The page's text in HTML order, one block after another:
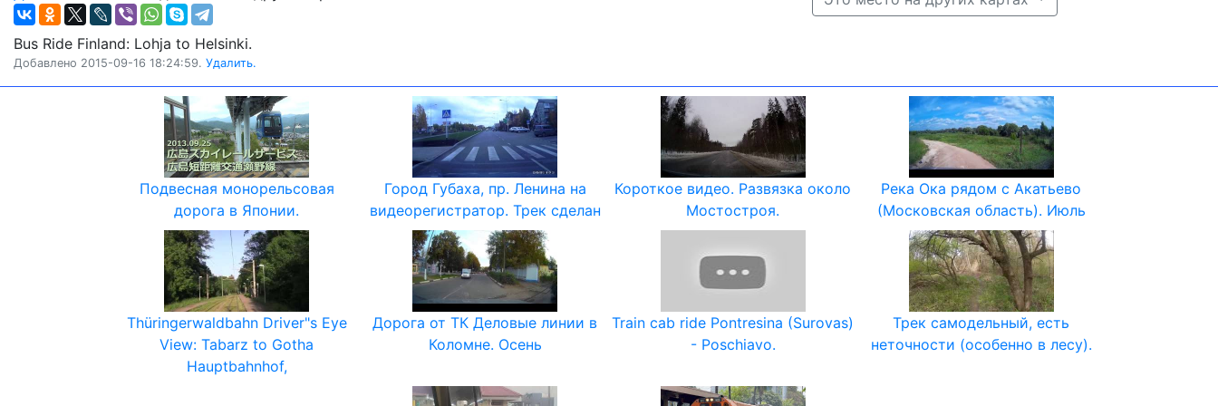
Bus Ride Finland: Lohja to Helsinki.
Добавлено 2015-09-16 18:24:59. Удалить.
Подвесная монорельсовая
дорога в Японии.
Город Губаха, пр. Ленина на
видеорегистратор. Трек сделан
Короткое видео. Развязка около
Мостостроя.
Река Ока рядом с Акатьево
(Московская область). Июль
Thüringerwaldbahn Driver"s Eye
View: Tabarz to Gotha
Hauptbahnhof,
Дорога от ТК Деловые линии в
Коломне. Осень
Train cab ride Pontresina (Surovas)
- Poschiavo.
Трек самодельный, есть
неточности (особенно в лесу).